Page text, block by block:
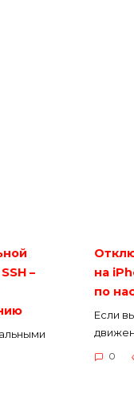
–
на
по
Если
0